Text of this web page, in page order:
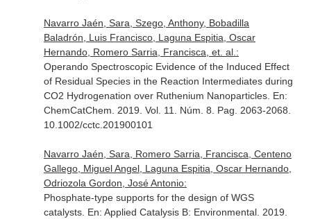
Navarro Jaén, Sara, Szego, Anthony, Bobadilla
Baladrón, Luis Francisco, Laguna Espitia, Oscar
Hernando, Romero Sarria, Francisca, et. al.:
Operando Spectroscopic Evidence of the Induced Effect
of Residual Species in the Reaction Intermediates during
CO2 Hydrogenation over Ruthenium Nanoparticles. En:
ChemCatChem . 2019. Vol. 11. Núm. 8. Pag. 2063-2068.
10.1002/cctc.201900101
Navarro Jaén, Sara, Romero Sarria, Francisca, Centeno
Gallego, Miguel Angel, Laguna Espitia, Oscar Hernando,
Odriozola Gordon, José Antonio:
Phosphate-type supports for the design of WGS
catalysts. En: Applied Catalysis B: Environmental. 2019.